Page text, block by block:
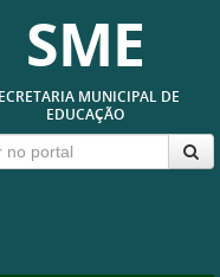
SME
MUNICIPAL DE
EDUCAÇÃO